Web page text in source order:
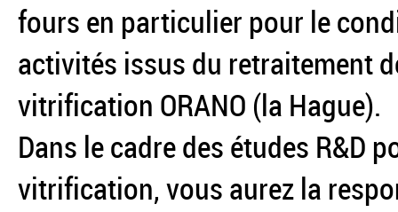
fours en particulier pour le
activités issus du retraitement
vitrification ORANO (la Hague).
Dans le cadre des études R&D
vitrification, vous aurez la